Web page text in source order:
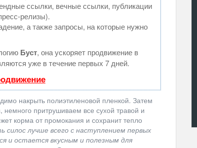
ссылки, вечные ссылки, публикации
релизы).
а также запросы, на которые нужно
Буст, она ускоряет продвижение в
уже в течение первых 7 дней.
накрыть полиэтиленовой пленкой. Затем
притрушиваем все сухой травой и
корма от промокания и сохранит тепло
лучше всего с наступлением первых
и остается вкусным и полезным для